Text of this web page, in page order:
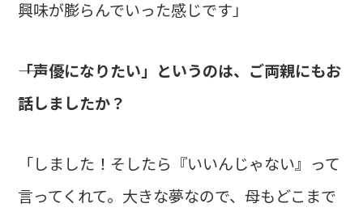
興味が膨らんでいった感じです」
――「声優になりたい」というのは、ご両親にもお
話しましたか？
「しました！そしたら『いいんじゃない』って
言ってくれて。大きな夢なので、母もどこまで